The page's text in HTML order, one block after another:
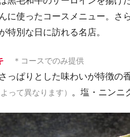
に使ったコースメニュー。さ
特別な日に訪れる名店。
＊コースでのみ提供
っぱりとした味わいが特徴の
って異なります） 。塩・ニンニ